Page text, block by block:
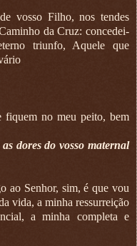
vosso Filho, nos tendes
da Cruz: concedei-
triunfo, Aquele que
fiquem no meu peito, bem
dores do vosso maternal
ao Senhor, sim, é que vou
vida, a minha ressurreição
a minha completa e